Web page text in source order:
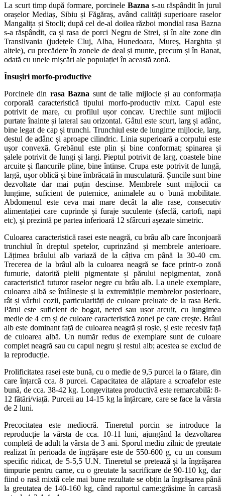
La scurt timp după formare, porcinele Bazna s-au răspândit în jurul
orașelor Mediaș, Sibiu și Făgăraș, având calități superioare raselor
Mangalița și Stocli; după cel de-al doilea război mondial rasa Bazna
s-a răspândit, ca și rasa de porci Negru de Strei, și în alte zone din
Transilvania (județele Cluj, Alba, Hunedoara, Mureș, Harghita și
altele), cu precădere în zonele de deal și munte, precum și în Banat,
odată cu unele mișcări ale populației în această zonă.
Însușiri morfo-productive
Porcinele din rasa Bazna sunt de talie mijlocie și au conformația
corporală caracteristică tipului morfo-productiv mixt. Capul este
potrivit de mare, cu profilul ușor concav. Urechile sunt mijlocii
purtate înainte și lateral sau orizontal. Gâtul este scurt, larg și adânc,
bine legat de cap și trunchi. Trunchiul este de lungime mijlocie, larg,
destul de adânc și aproape cilindric. Linia superioară a corpului este
ușor convexă. Grebănul este plin și bine conformat; spinarea și
șalele potrivit de lungi și largi. Pieptul potrivit de larg, coastele bine
arcuite și flancurile pline, bine întinse. Crupa este potrivit de lungă,
largă, ușor oblică și bine îmbrăcată în musculatură. Șuncile sunt bine
dezvoltate dar mai puțin descinse. Membrele sunt mijlocii ca
lungime, suficient de puternice, animalele au o bună mobilitate.
Abdomenul este ceva mai mare decât la alte rase, consecutiv
alimentației care cuprinde și furaje suculente (sfeclă, cartofi, napi
etc), și prezintă pe partea inferioară 12 sfârcuri așezate simetric.
Culoarea caracteristică rasei este neagră, cu brâu alb care înconjoară
trunchiul în dreptul spetelor, cuprinzând și membrele anterioare.
Lățimea brâului alb variază de la câțiva cm până la 30-40 cm.
Trecerea de la brâul alb la culoarea neagră se face printr-o zonă
fumurie, datorită pielii pigmentate și părului nepigmentat, zonă
caracteristică tuturor raselor negre cu brâu alb. La unele exemplare,
culoarea albă se întâlnește și la extremitățile membrelor posterioare,
rât și vârful cozii, particularități de culoare preluate de la rasa Berk.
Părul este suficient de bogat, neted sau ușor arcuit, cu lungimea
medie de 4 cm și de culoare caracteristică zonei pe care crește. Brâul
alb este dominant față de culoarea neagră și roșie, și este recesiv față
de culoarea albă. Un număr redus de exemplare sunt de culoare
complet neagră sau cu capul negru și restul alb; acestea se exclud de
la reproducție.
Prolificitatea rasei este bună, cu o medie de 9,5 purcei la o fătare, din
care înțarcă cca. 8 purcei. Capacitatea de alăptare a scroafelor este
bună, de cca. 38-42 kg. Longevitatea productivă este remarcabilă: 8-
12 fătări/viață. Purceii au 14-15 kg la înțărcare, care se face la vârsta
de 2 luni.
Precocitatea este mediocră. Tineretul porcin se introduce la
reproducție la vârsta de cca. 10-11 luni, ajungând la dezvoltarea
completă de adult la vârsta de 3 ani. Sporul mediu zilnic de greutate
realizat în perioada de îngrășare este de 550-600 g, cu un consum
specific ridicat, de 5-5,5 U.N. Tineretul se pretează și la îngrășarea
timpurie pentru carne, cu o greutate la sacrificare de 90-110 kg, dar
fiind o rasă mixtă cele mai bune rezultate se obțin la îngrășarea până
la greutatea de 140-160 kg, când raportul carne:grăsime în carcasă